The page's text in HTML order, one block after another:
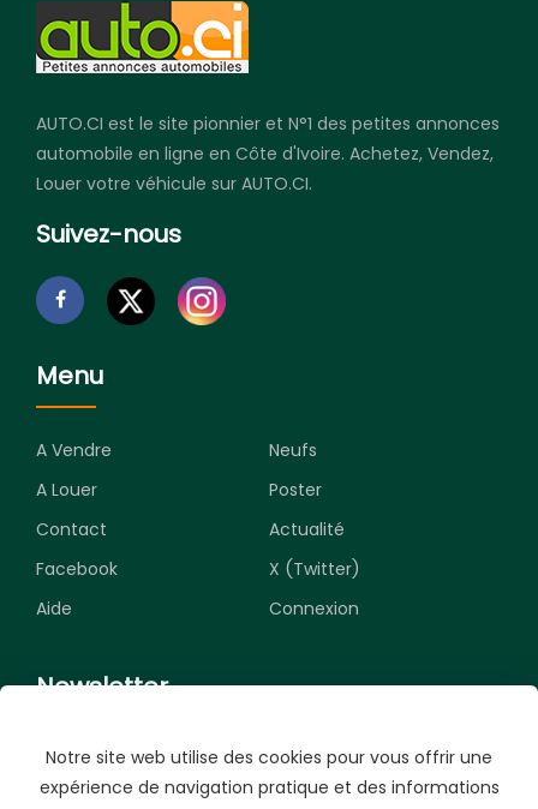
AUTO.CI est le site pionnier et N°1 des petites annonces
automobile en ligne en Côte d'Ivoire. Achetez, Vendez,
Louer votre véhicule sur AUTO.CI.
Suivez-nous
Menu
A Vendre
Neufs
A Louer
Poster
Contact
Actualité
Facebook
X (Twitter)
Aide
Connexion
Newsletter
Souscrivez pour recevoir les meilleures opportunités.
Notre site web utilise des cookies pour vous offrir une
expérience de navigation pratique et des informations